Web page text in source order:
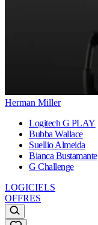
Herman Miller
Logitech G PLAY
Bubba Wallace
Suellio Almeida
Bianca Bustamante
G Challenge
LOGICIELS
OFFRES